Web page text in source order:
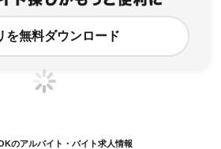
を無料ダウンロード
のアルバイト・バイト求人情報